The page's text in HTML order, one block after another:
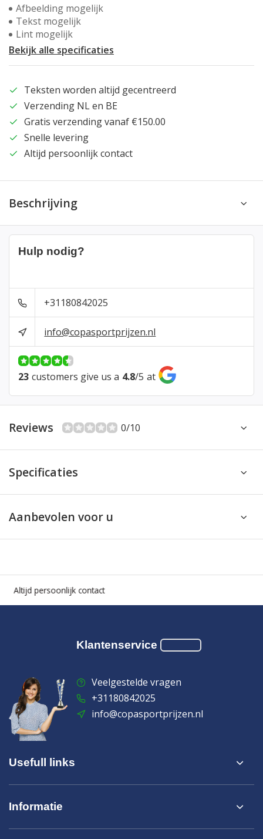
Afbeelding mogelijk
Tekst mogelijk
Lint mogelijk
Bekijk alle specificaties
Teksten worden altijd gecentreerd
Verzending NL en BE
Gratis verzending vanaf €150.00
Snelle levering
Altijd persoonlijk contact
Beschrijving
Hulp nodig?
+31180842025
info@copasportprijzen.nl
23 customers give us a 4.8/5 at
Reviews 0/10
Specificaties
Aanbevolen voor u
Altijd persoonlijk contact
Klantenservice
Veelgestelde vragen
+31180842025
info@copasportprijzen.nl
Usefull links
Informatie